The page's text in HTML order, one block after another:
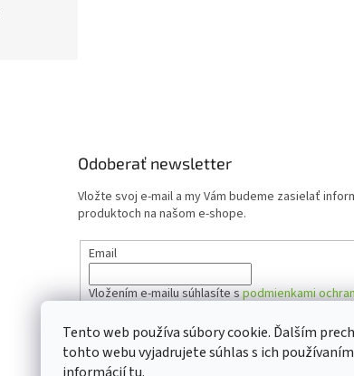
Tento web používa súbory cookie. Ďalším
tohto webu vyjadrujete súhlas s ich
Odoberať newsletter
Vložte svoj e-mail a my Vám budeme zasielať
produktoch na našom e-shope.
Email
Vložením e-mailu súhlasíte spodmienkami
PRIHLÁSIŤ SA